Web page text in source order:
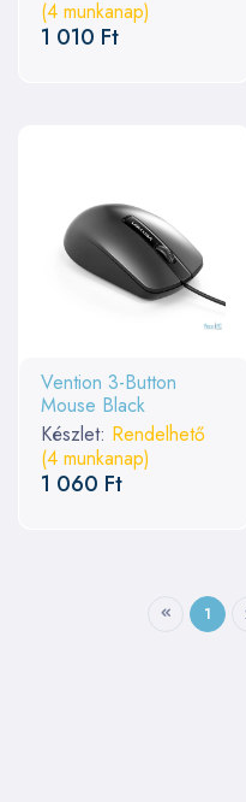
(4 munkanap)
1 010 Ft
Vention 3-Button
Mouse Black
Készlet: Rendelhető
(4 munkanap)
1 060 Ft
1